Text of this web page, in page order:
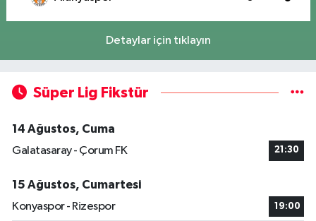
Detaylar için tıklayın
Süper Lig Fikstür
14 Ağustos, Cuma
Galatasaray - Çorum FK
21:30
15 Ağustos, Cumartesi
Konyaspor - Rizespor
19:00